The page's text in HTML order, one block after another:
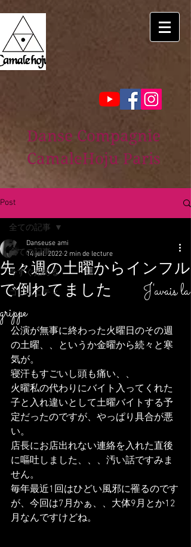
Danse Compagnie
CamaleHoju Paris
Post
全ての記事
今すぐ始める
コミュニティ
全ての記事
先々週の土曜からインフル
で倒れてました J'avais la
grippe
Danseuse ami
14 juil. 2022 2 min de lecture
公演が無事に終わった火曜日のその週
の土曜、、というか金曜から続々と寒
気が。
寝汗もすごいし頭も痛い、、
火曜私の代わりにバイト入ってくれた
子と入れ違いとして土曜バイトする予
定だったのですが、やっぱり具合が悪
い。
店長にお店出れない連絡を入れた直後
に嘔吐しました、、、汚い話ですみま
せん。
毎年最近1回はひどい風邪に罹るのです
が、今回は7月かぁ、、大体9月とか12
月なんですけどね。